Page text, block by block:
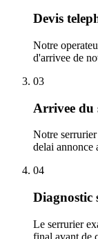
Devis
Notre
d'arrivee de
03
Arrivee du
Notre
delai annonce
04
Diagnostic
Le serrurier
final avant de